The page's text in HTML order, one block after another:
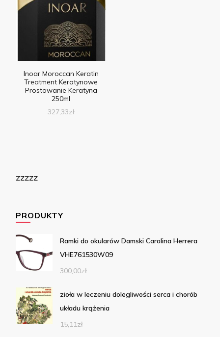
Inoar Moroccan Keratin
Treatment Keratynowe
Prostowanie Keratyna
250ml
327,33zł
zzzzz
PRODUKTY
Ramki do okularów Damski Carolina Herrera
VHE761530W09
300,00zł
zioła w leczeniu dolegliwości serca i chorób
układu krążenia
15,11zł